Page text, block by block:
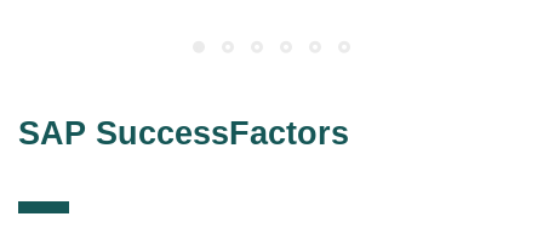
SAP SuccessFactors